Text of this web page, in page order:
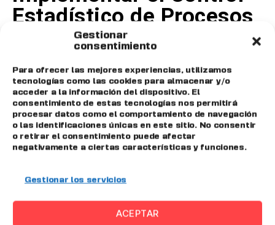
Gestionar
consentimiento
Para ofrecer las mejores experiencias, utilizamos
tecnologías como las cookies para almacenar y/o
acceder a la información del dispositivo. El
consentimiento de estas tecnologías nos permitirá
procesar datos como el comportamiento de navegación
o las identificaciones únicas en este sitio. No consentir
o retirar el consentimiento puede afectar
negativamente a ciertas características y funciones.
Gestionar los servicios
ACEPTAR
Estadístico de Procesos
en una empresa?
las herramientas adecuadas para la recolección y análisis
de datos, así como la formación del personal en técnicas
estadísticas y el uso de gráficos de control.Además, se
requiere un compromiso con la mejora continua y la toma
de decisiones basadas en datos.
¿El Control Estadístico
de Procesos es aplicable
solo en manufactura?
No. Aunque el SPC es ampliamente utilizado en la